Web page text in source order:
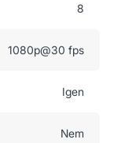
8
1080p@30 fps
Igen
Nem